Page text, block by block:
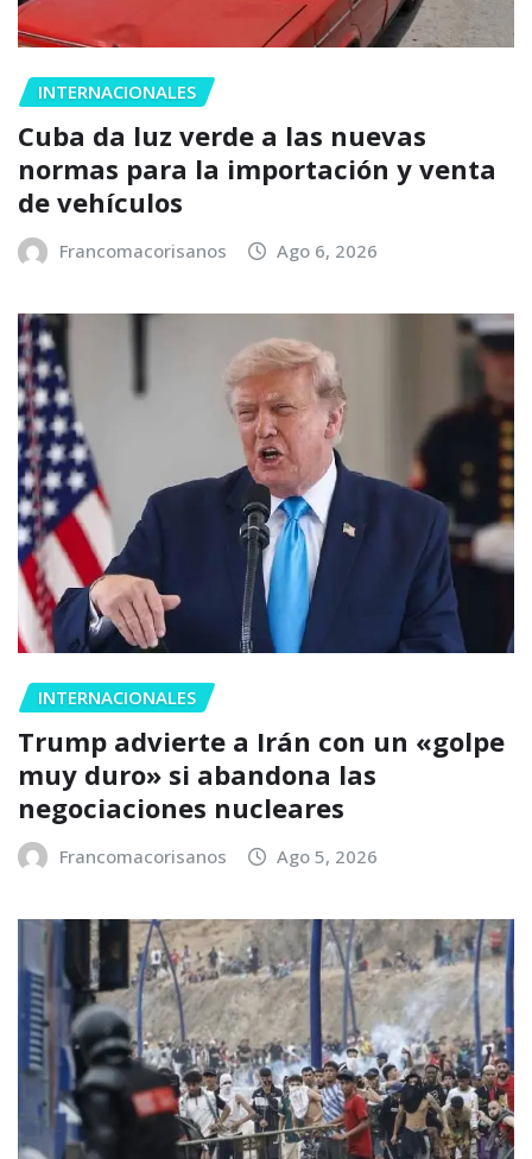
INTERNACIONALES
Cuba da luz verde a las nuevas
normas para la importación y venta
de vehículos
Francomacorisanos Ago 6, 2026
INTERNACIONALES
Trump advierte a Irán con un «golpe
muy duro» si abandona las
negociaciones nucleares
Francomacorisanos Ago 5, 2026